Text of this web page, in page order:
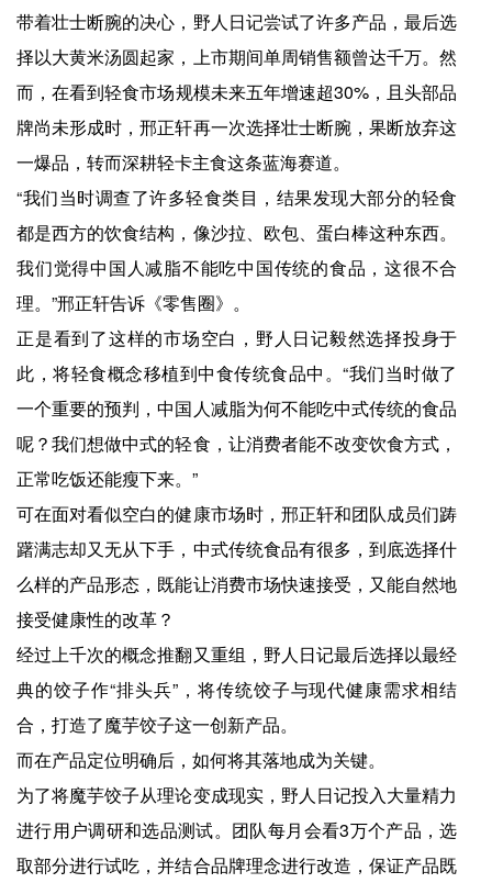
带着壮士断腕的决心，野人日记尝试了许多产品，最后选
择以大黄米汤圆起家，上市期间单周销售额曾达千万。然
而，在看到轻食市场规模未来五年增速超30%，且头部品
牌尚未形成时，邢正轩再一次选择壮士断腕，果断放弃这
一爆品，转而深耕轻卡主食这条蓝海赛道。
“我们当时调查了许多轻食类目，结果发现大部分的轻食
都是西方的饮食结构，像沙拉、欧包、蛋白棒这种东西。
我们觉得中国人减脂不能吃中国传统的食品，这很不合
理。”邢正轩告诉《零售圈》。
正是看到了这样的市场空白，野人日记毅然选择投身于
此，将轻食概念移植到中食传统食品中。“我们当时做了
一个重要的预判，中国人减脂为何不能吃中式传统的食品
呢？我们想做中式的轻食，让消费者能不改变饮食方式，
正常吃饭还能瘦下来。”
可在面对看似空白的健康市场时，邢正轩和团队成员们踌
躇满志却又无从下手，中式传统食品有很多，到底选择什
么样的产品形态，既能让消费市场快速接受，又能自然地
接受健康性的改革？
经过上千次的概念推翻又重组，野人日记最后选择以最经
典的饺子作“排头兵”，将传统饺子与现代健康需求相结
合，打造了魔芋饺子这一创新产品。
而在产品定位明确后，如何将其落地成为关键。
为了将魔芋饺子从理论变成现实，野人日记投入大量精力
进行用户调研和选品测试。团队每月会看3万个产品，选
取部分进行试吃，并结合品牌理念进行改造，保证产品既